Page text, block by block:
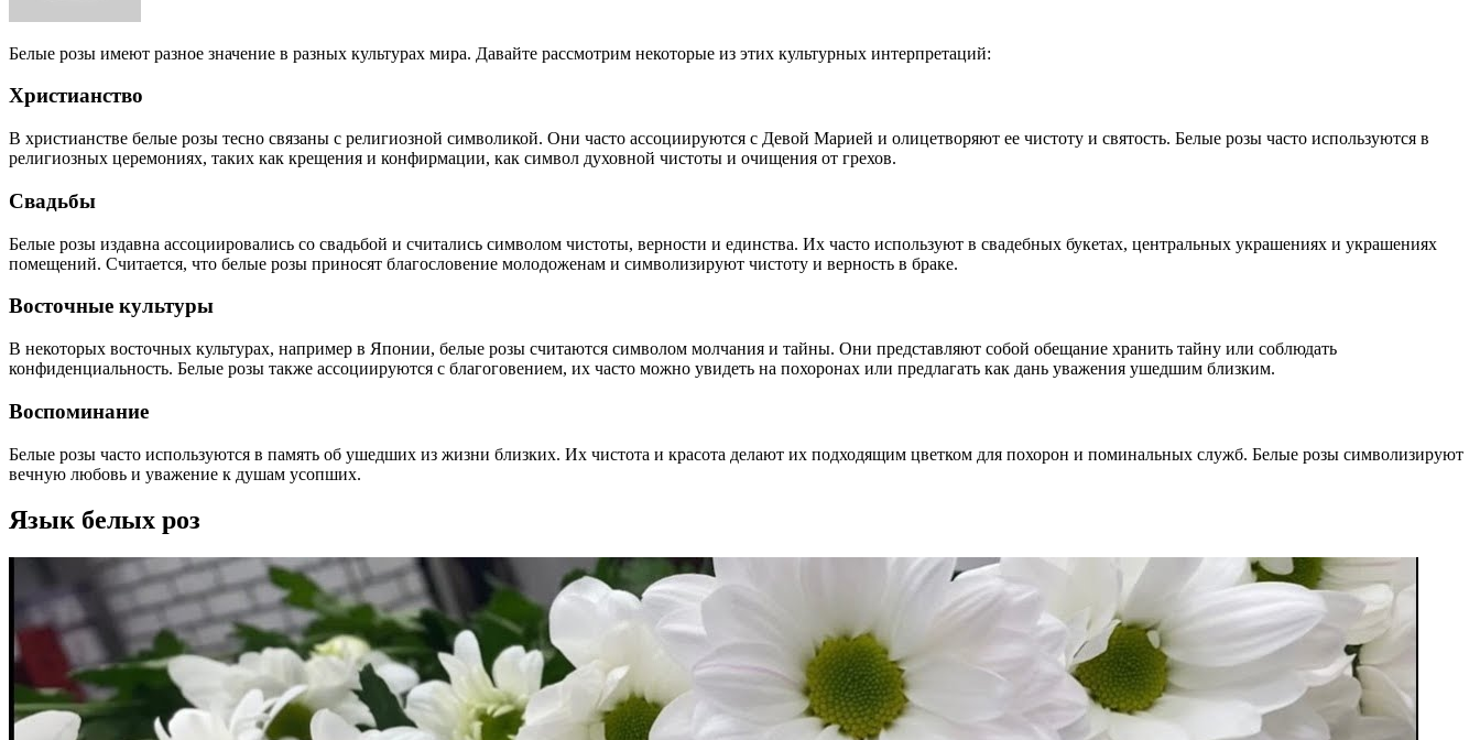
Белые розы имеют разное значение в разных культурах мира. Давайте рассмотрим некоторые из этих культурных интерпретаций:
Христианство
В христианстве белые розы тесно связаны с религиозной символикой. Они часто ассоциируются с Девой Марией и олицетворяют ее чистоту и святость. Белые розы часто используются в
религиозных церемониях, таких как крещения и конфирмации, как символ духовной чистоты и очищения от грехов.
Свадьбы
Белые розы издавна ассоциировались со свадьбой и считались символом чистоты, верности и единства. Их часто используют в свадебных букетах, центральных украшениях и украшениях
помещений. Считается, что белые розы приносят благословение молодоженам и символизируют чистоту и верность в браке.
Восточные культуры
В некоторых восточных культурах, например в Японии, белые розы считаются символом молчания и тайны. Они представляют собой обещание хранить тайну или соблюдать
конфиденциальность. Белые розы также ассоциируются с благоговением, их часто можно увидеть на похоронах или предлагать как дань уважения ушедшим близким.
Воспоминание
Белые розы часто используются в память об ушедших из жизни близких. Их чистота и красота делают их подходящим цветком для похорон и поминальных служб. Белые розы символизируют
вечную любовь и уважение к душам усопших.
Язык белых роз